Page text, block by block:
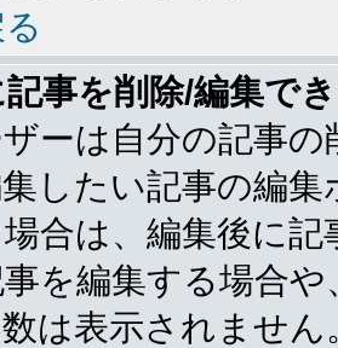
事を削除/編集で
ーは自分の記事
したい記事の編
合は、編集後に
を編集する場合
は表示されませ